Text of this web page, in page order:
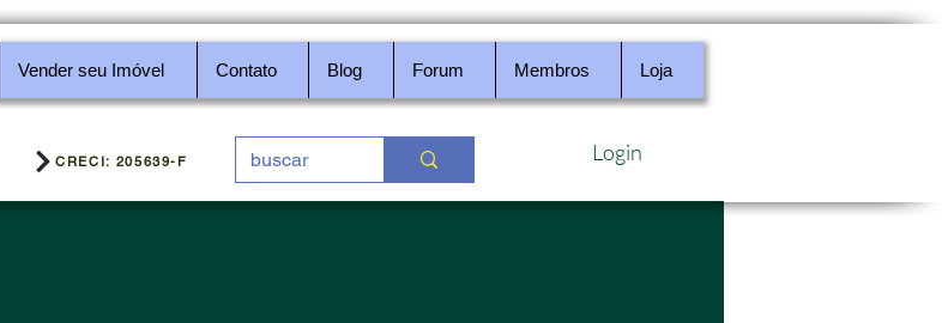
Vender seu Imóvel Contato Blog Forum Membros Loja
CRECI: 205639-F Login